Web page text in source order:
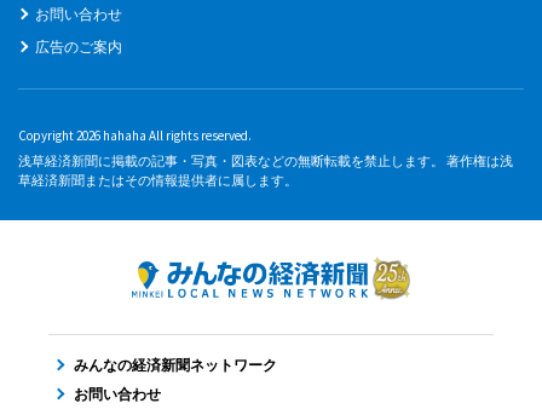
お問い合わせ
広告のご案内
Copyright 2026 hahaha All rights reserved.
浅草経済新聞に掲載の記事・写真・図表などの無断転載を禁止します。 著作権は浅
草経済新聞またはその情報提供者に属します。
みんなの経済新聞ネットワーク
お問い合わせ